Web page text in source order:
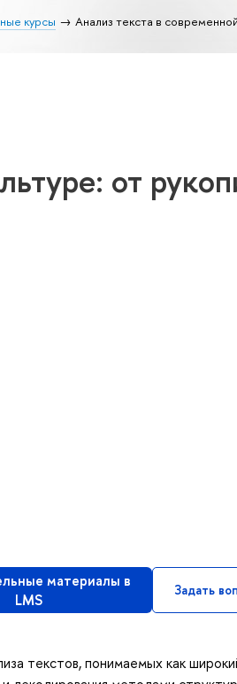
курсы Анализ текста в
от
материалы в
LMS
Задать
текстов, понимаемых как